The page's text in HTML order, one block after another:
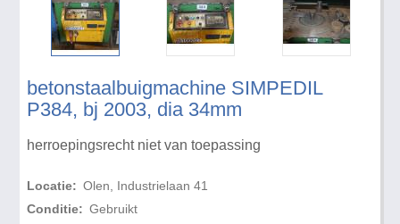
betonstaalbuigmachine SIMPEDIL
P384, bj 2003, dia 34mm
herroepingsrecht niet van toepassing
Locatie: Olen, Industrielaan 41
Conditie: Gebruikt